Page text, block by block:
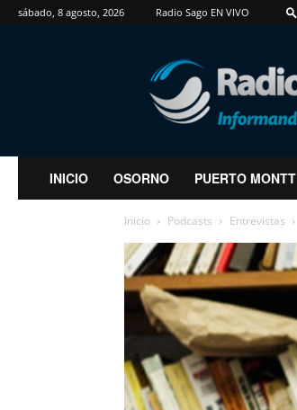
sábado, 8 agosto, 2026 Radio Sago EN VIVO
RadioSago
INICIO OSORNO PUERTO MONTT
Inicio Podcasts Entrevistas